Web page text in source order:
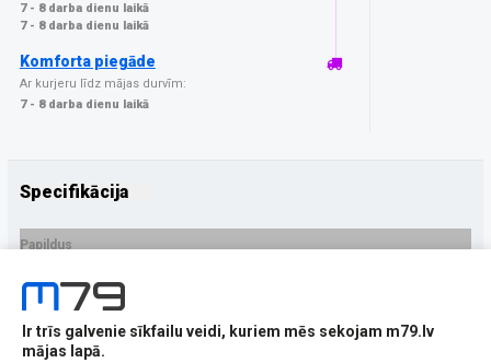
7 - 8 darba dienu laikā
7 - 8 darba dienu laikā
Komforta piegāde
Ar kurjeru līdz mājas durvīm:
7 - 8 darba dienu laikā
Specifikācija
Papildus
Ražotājs
PRECES APRAKSTS
EAN - 5904647828452
Ir trīs galvenie sīkfailu veidi, kuriem mēs sekojam m79.lv
mājas lapā.